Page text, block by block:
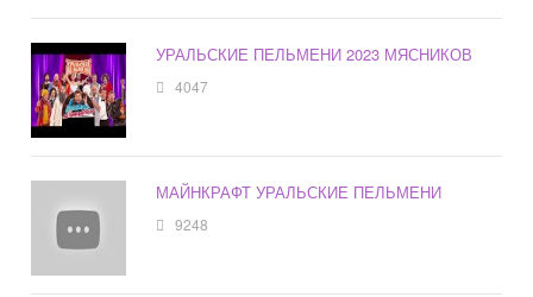
УРАЛЬСКИЕ ПЕЛЬМЕНИ 2023 МЯСНИКОВ
4047
МАЙНКРАФТ УРАЛЬСКИЕ ПЕЛЬМЕНИ
9248